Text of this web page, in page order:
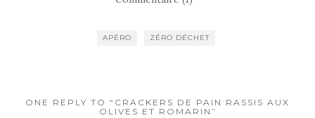
k
er
APÉRO ZÉRO DÉCHET
ONE REPLY TO “CRACKERS DE PAIN RASSIS AUX
OLIVES ET ROMARIN”